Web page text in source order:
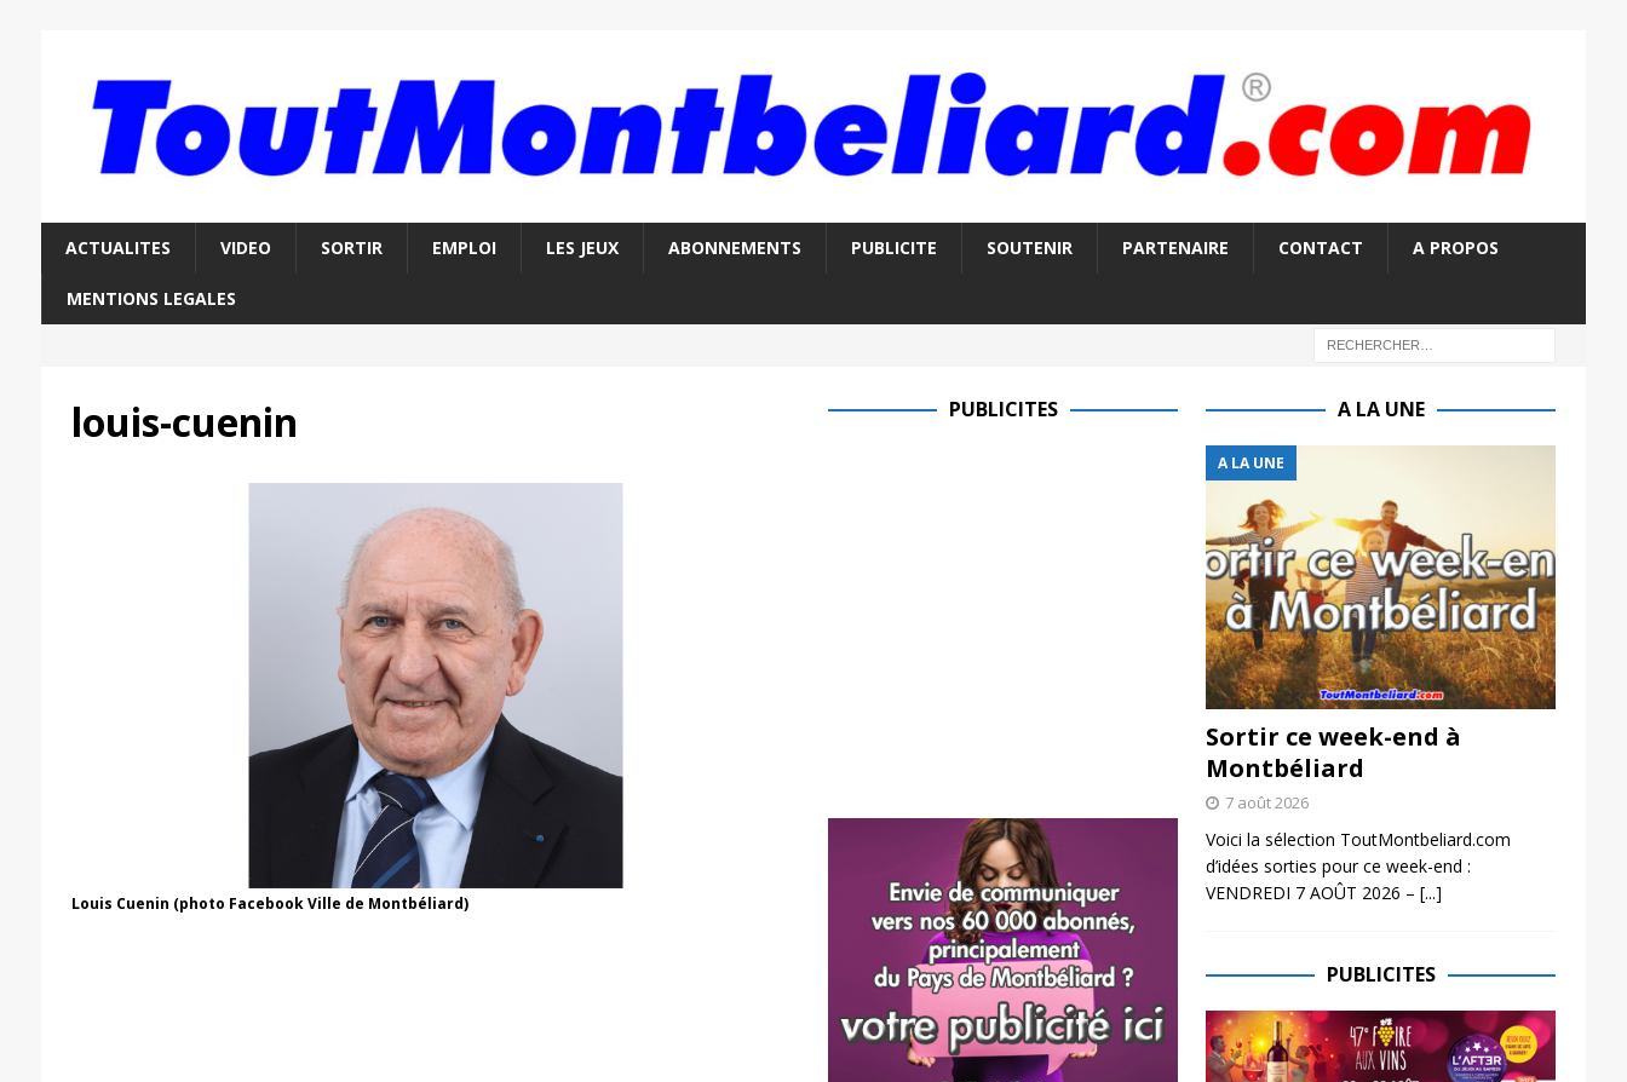
ACTUALITES VIDEO SORTIR EMPLOI LES JEUX ABONNEMENTS PUBLICITE SOUTENIR PARTENAIRE CONTACT A PROPOS
MENTIONS LEGALES
louis-cuenin
Louis Cuenin (photo Facebook Ville de Montbéliard)
PUBLICITES A LA UNE
A LA UNE
Sortir ce week-end à
Montbéliard
7 août 2026
Voici la sélection ToutMontbeliard.com
d’idées sorties pour ce week-end :
VENDREDI 7 AOÛT 2026 – [...]
PUBLICITES